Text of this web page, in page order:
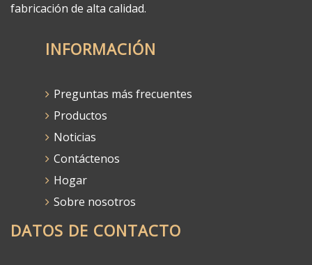
fabricación de alta calidad.
INFORMACIÓN
Preguntas más frecuentes
Productos
Noticias
Contáctenos
Hogar
Sobre nosotros
DATOS DE CONTACTO